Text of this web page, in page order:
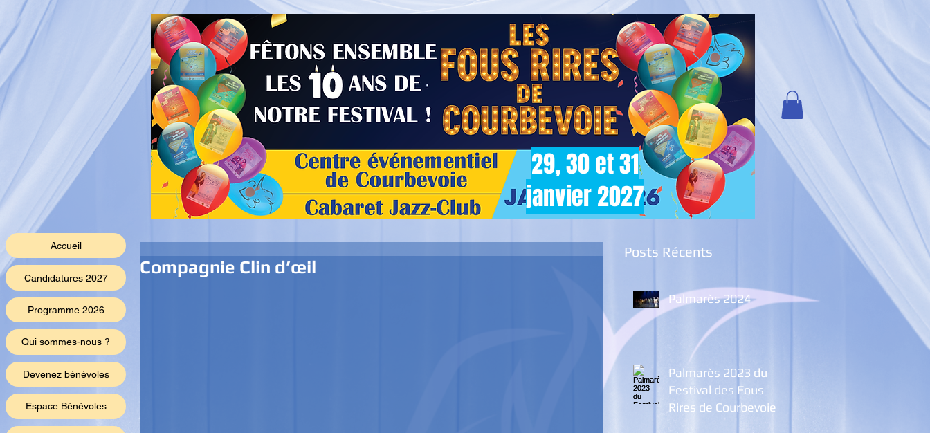
29, 30 et 31
janvier 2027
Compagnie Clin d’œil
Posts Récents
Palmarès 2024
Palmarès 2023 du
Festival des Fous
Rires de Courbevoie
Accueil
Candidatures 2027
Programme 2026
Qui sommes-nous ?
Devenez bénévoles
Espace Bénévoles